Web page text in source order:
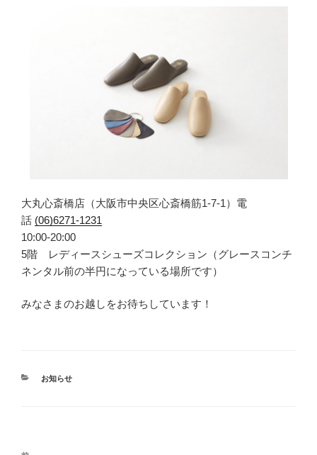
大丸心斎橋店（大阪市中央区心斎橋筋1-7-1）電
話 (06)6271-1231
10:00-20:00
5階 レディースシューズコレクション（グレースコンチ
ネンタル前の半円になっている場所です）
みなさまのお越しをお待ちしています！
カ
お知らせ
投